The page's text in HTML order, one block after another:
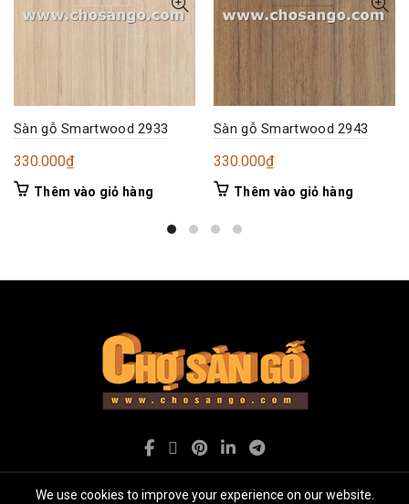
Sàn gỗ Smartwood 2933
330.000₫
Thêm vào giỏ hàng
Sàn gỗ Smartwood 2943
330.000₫
Thêm vào giỏ hàng
We use cookies to improve your experience on our website.